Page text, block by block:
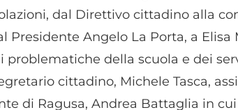
dal Direttivo cittadino alla
Presidente Angelo La Porta, a
problematiche della scuola e dei
cittadino, Michele Tasca,
di Ragusa, Andrea Battaglia in